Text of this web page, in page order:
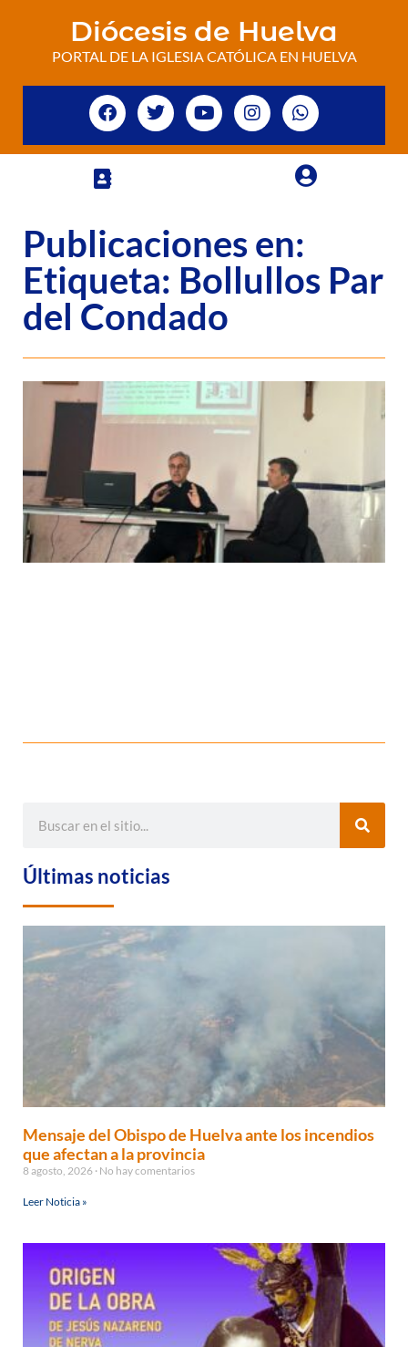
Diócesis de Huelva
PORTAL DE LA IGLESIA CATÓLICA EN HUELVA
Publicaciones en:
Etiqueta: Bollullos Par
del Condado
Últimas noticias
Mensaje del Obispo de Huelva ante los incendios
que afectan a la provincia
8 agosto, 2026 No hay comentarios
Leer Noticia »